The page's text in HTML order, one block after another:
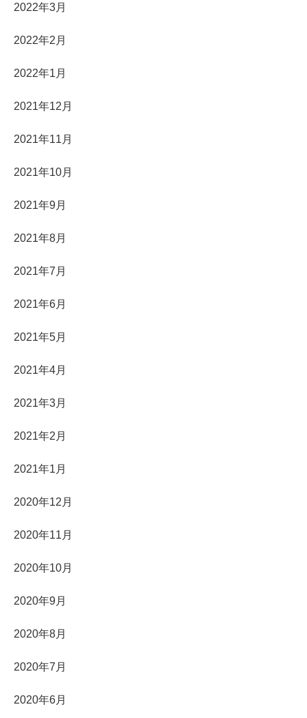
2022年3月
2022年2月
2022年1月
2021年12月
2021年11月
2021年10月
2021年9月
2021年8月
2021年7月
2021年6月
2021年5月
2021年4月
2021年3月
2021年2月
2021年1月
2020年12月
2020年11月
2020年10月
2020年9月
2020年8月
2020年7月
2020年6月